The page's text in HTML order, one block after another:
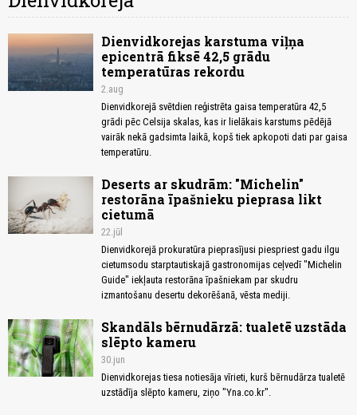
Dienvidkorejas karstuma viļņa
epicentrā fiksē 42,5 grādu
temperatūras rekordu
2.aug
Dienvidkorejā svētdien reģistrēta gaisa temperatūra 42,5
grādi pēc Celsija skalas, kas ir lielākais karstums pēdējā
vairāk nekā gadsimta laikā, kopš tiek apkopoti dati par gaisa
temperatūru.
Deserts ar skudrām: "Michelin"
restorāna īpašnieku pieprasa likt
cietumā
22.jūl
Dienvidkorejā prokuratūra pieprasījusi piespriest gadu ilgu
cietumsodu starptautiskajā gastronomijas ceļvedī "Michelin
Guide" iekļauta restorāna īpašniekam par skudru
izmantošanu desertu dekorēšanā, vēsta mediji.
Skandāls bērnudārzā: tualetē uzstāda
slēpto kameru
30.jun
Dienvidkorejas tiesa notiesāja vīrieti, kurš bērnudārza tualetē
uzstādīja slēpto kameru, ziņo "Yna.co.kr".